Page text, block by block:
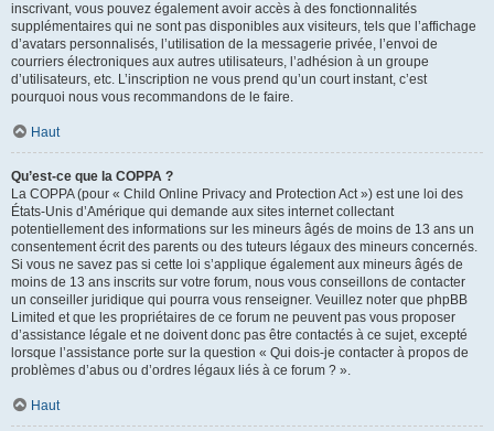
inscrivant, vous pouvez également avoir accès à des fonctionnalités
supplémentaires qui ne sont pas disponibles aux visiteurs, tels que l’affichage
d’avatars personnalisés, l’utilisation de la messagerie privée, l’envoi de
courriers électroniques aux autres utilisateurs, l’adhésion à un groupe
d’utilisateurs, etc. L’inscription ne vous prend qu’un court instant, c’est
pourquoi nous vous recommandons de le faire.
Haut
Qu’est-ce que la COPPA ?
La COPPA (pour « Child Online Privacy and Protection Act ») est une loi des
États-Unis d’Amérique qui demande aux sites internet collectant
potentiellement des informations sur les mineurs âgés de moins de 13 ans un
consentement écrit des parents ou des tuteurs légaux des mineurs concernés.
Si vous ne savez pas si cette loi s’applique également aux mineurs âgés de
moins de 13 ans inscrits sur votre forum, nous vous conseillons de contacter
un conseiller juridique qui pourra vous renseigner. Veuillez noter que phpBB
Limited et que les propriétaires de ce forum ne peuvent pas vous proposer
d’assistance légale et ne doivent donc pas être contactés à ce sujet, excepté
lorsque l’assistance porte sur la question « Qui dois-je contacter à propos de
problèmes d’abus ou d’ordres légaux liés à ce forum ? ».
Haut